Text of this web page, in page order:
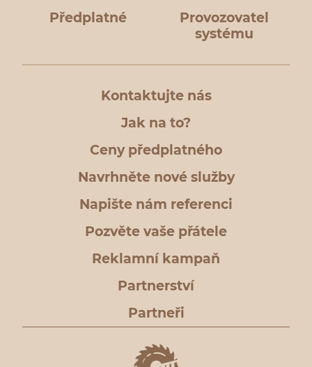
Předplatné
Provozovatel
systému
Kontaktujte nás
Jak na to?
Ceny předplatného
Navrhněte nové služby
Napište nám referenci
Pozvěte vaše přátele
Reklamní kampaň
Partnerství
Partneři